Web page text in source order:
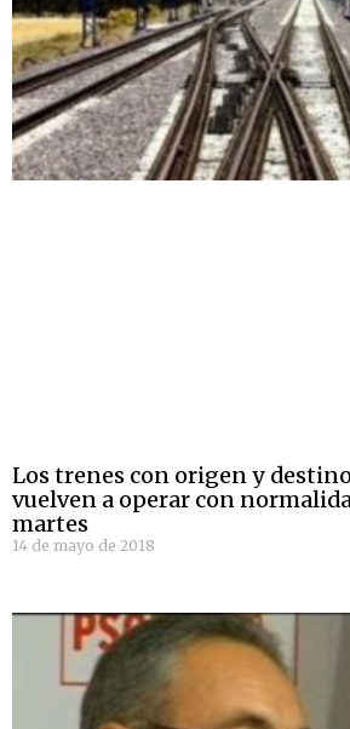
Los trenes con origen y
vuelven a operar con
martes
14 de mayo de 2018